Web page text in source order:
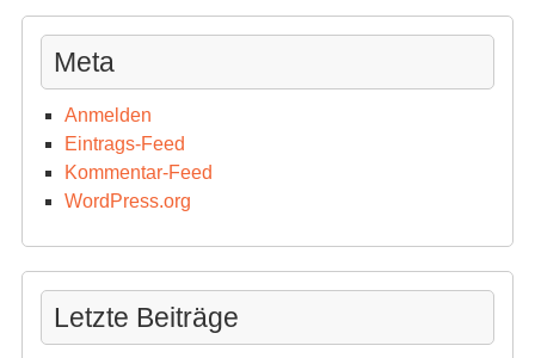
Meta
Anmelden
Eintrags-Feed
Kommentar-Feed
WordPress.org
Letzte Beiträge